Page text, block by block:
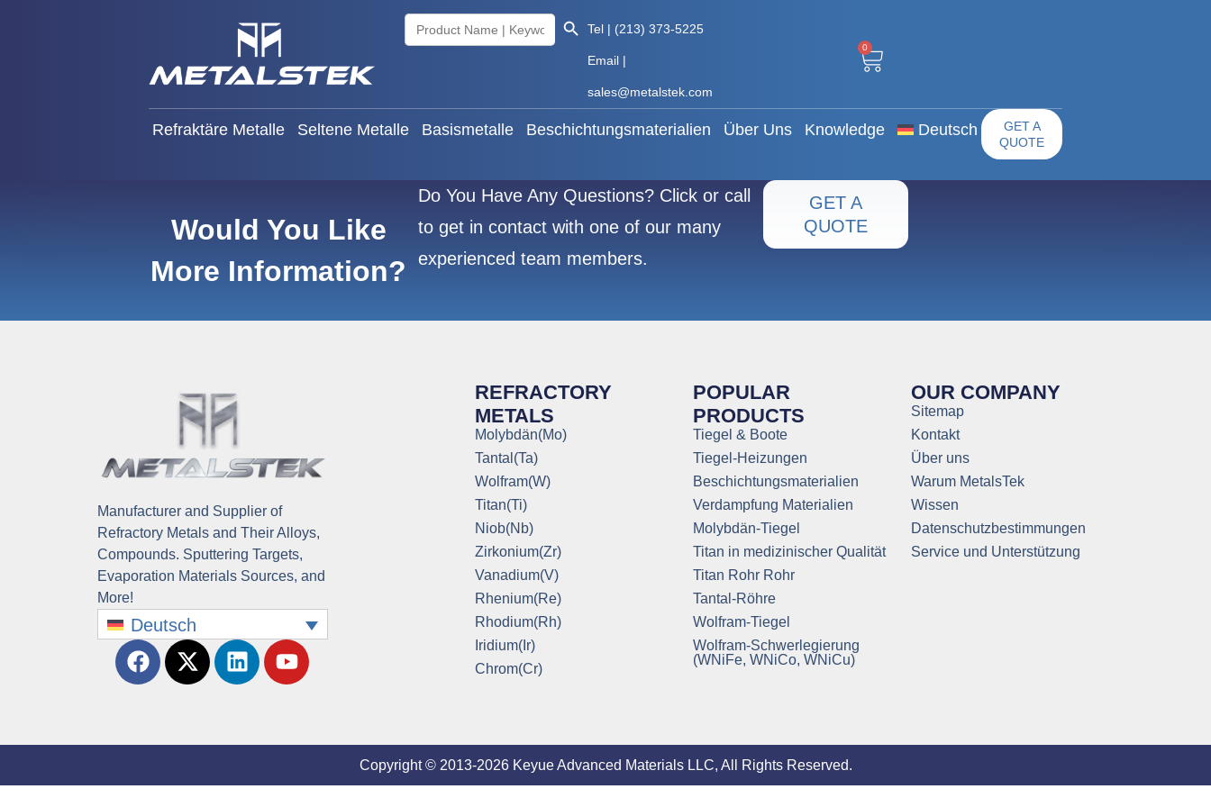
Search
for:
Search Button
Tel | (213) 373-5225
Email |
sales@metalstek.com
0
Refraktäre Metalle Seltene Metalle Basismetalle Beschichtungsmaterialien Über Uns Knowledge Deutsch
GET A
QUOTE
Refraktäre Metalle Seltene Metalle Basismetalle Beschichtungsmaterialien
Deutsch
Would You Like
More Information?
Do You Have Any Questions? Click or call
to get in contact with one of our many
experienced team members.
GET A
QUOTE
Manufacturer and Supplier of
Refractory Metals and Their Alloys,
Compounds. Sputtering Targets,
Evaporation Materials Sources, and
More!
Deutsch
REFRACTORY
METALS
Molybdän(Mo)
Tantal(Ta)
Wolfram(W)
Titan(Ti)
Niob(Nb)
Zirkonium(Zr)
Vanadium(V)
Rhenium(Re)
Rhodium(Rh)
Iridium(Ir)
Chrom(Cr)
POPULAR
PRODUCTS
Tiegel & Boote
Tiegel-Heizungen
Beschichtungsmaterialien
Verdampfung Materialien
Molybdän-Tiegel
Titan in medizinischer Qualität
Titan Rohr Rohr
Tantal-Röhre
Wolfram-Tiegel
Wolfram-Schwerlegierung
(WNiFe, WNiCo, WNiCu)
OUR COMPANY
Sitemap
Kontakt
Über uns
Warum MetalsTek
Wissen
Datenschutzbestimmungen
Service und Unterstützung
Copyright © 2013-2026 Keyue Advanced Materials LLC, All Rights Reserved.